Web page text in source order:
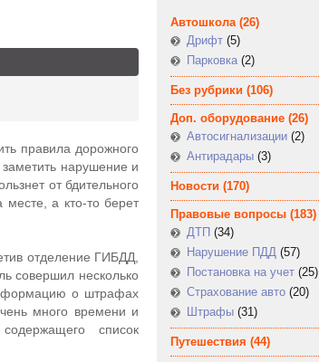
правила дорожного
нарушение и
от бдительного
а кто-то берет
отделение ГИБДД,
совершил несколько
о штрафах
много времени и
список
Автошкола(26)
Дрифт (5)
Парковка (2)
Без рубрики (106)
Доп. оборудование (26)
Автосигнализации (2)
Антирадары (3)
Новости (170)
Правовые вопросы (183)
ДТП (34)
Нарушение ПДД (57)
Постановка на учет (25)
Страхование авто (20)
Штрафы (31)
Путешествия (44)